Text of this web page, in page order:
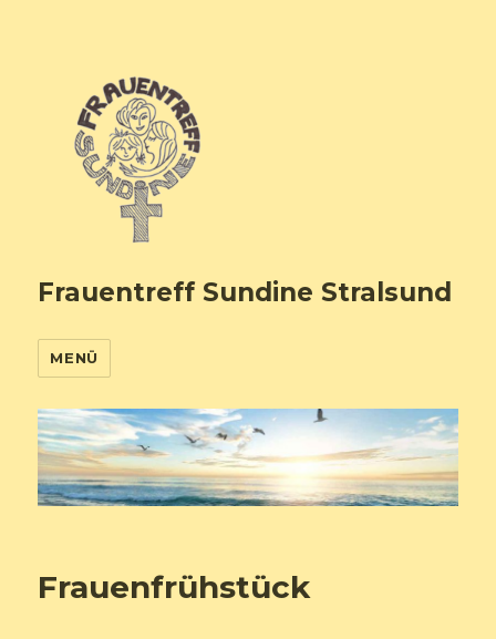
Frauentreff Sundine Stralsund
MENÜ
Frauenfrühstück